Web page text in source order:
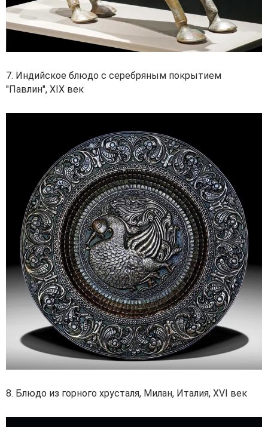
7. Индийское блюдо с серебряным покрытием
"Павлин", XIX век
8. Блюдо из горного хрусталя, Милан, Италия, XVI век